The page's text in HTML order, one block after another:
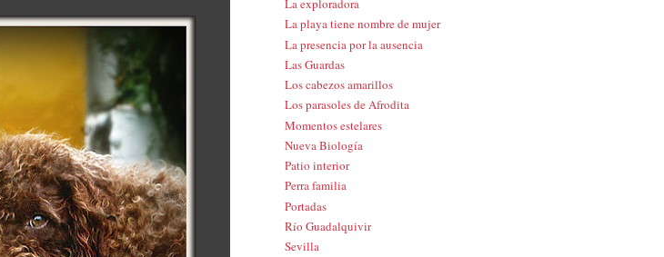
La exploradora
La playa tiene nombre de mujer
La presencia por la ausencia
Las Guardas
Los cabezos amarillos
Los parasoles de Afrodita
Momentos estelares
Nueva Biología
Patio interior
Perra familia
Portadas
Río Guadalquivir
Sevilla